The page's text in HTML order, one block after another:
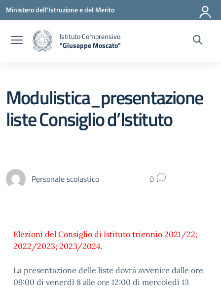
Vai ai contenuti
Vai al menu di navigazione
Vai al footer
Ministero dell'Istruzione e del Merito
Istituto Comprensivo
"Giuseppe Moscato"
Modulistica_presentazione
liste Consiglio d’Istituto
Personale scolastico 0
Elezioni del Consiglio di Istituto triennio 2021/22;
2022/2023; 2023/2024.
La presentazione delle liste dovrà avvenire dalle ore
09:00 di venerdì 8 alle ore 12:00 di mercoledì 13